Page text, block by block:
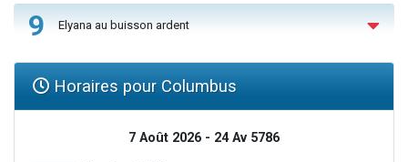
9 Elyana au buisson ardent
Horaires pour Columbus
7 Août 2026 - 24 Av 5786